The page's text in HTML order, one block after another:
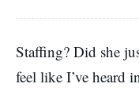
Staffing? Did she
feel like I’ve heard